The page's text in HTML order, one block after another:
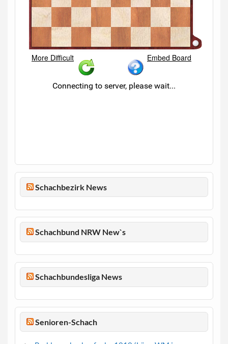
Schachbezirk News
Schachbund NRW New`s
Schachbundesliga News
Senioren-Schach